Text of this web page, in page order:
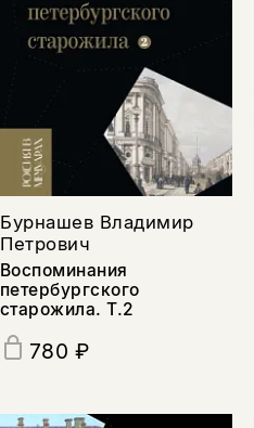
Бурнашев Владимир
Петрович
Воспоминания
петербургского
старожила. Т.2
780 ₽